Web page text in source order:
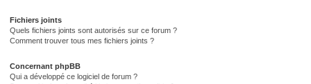
Fichiers joints
Quels fichiers joints sont autorisés sur ce forum ?
Comment trouver tous mes fichiers joints ?
Concernant phpBB
Qui a développé ce logiciel de forum ?